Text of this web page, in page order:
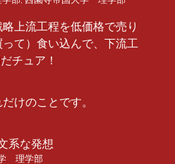
上流工程を低価格で売り
て）食い込んで、下流工
チュア！
けのことです。
系な発想
理学部